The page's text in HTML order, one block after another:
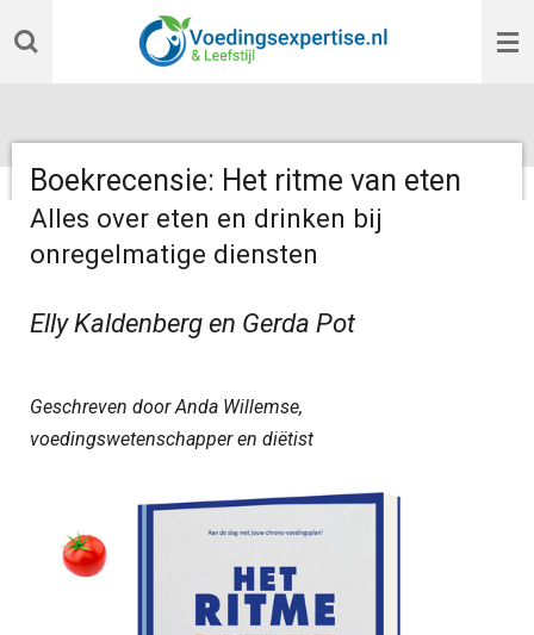
Ga
direct
Boekrecensie: Het ritme van eten
Alles over eten en drinken bij
onregelmatige diensten
Elly Kaldenberg en Gerda Pot
Geschreven door Anda Willemse,
voedingswetenschapper en diëtist